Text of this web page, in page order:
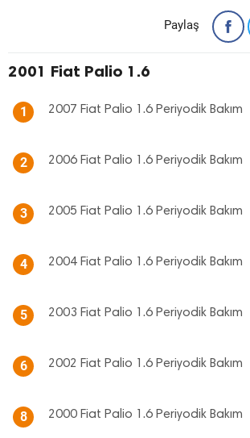
Paylaş
2001 Fiat Palio 1.6
1 2007 Fiat Palio 1.6 Periyodik Bakım
2 2006 Fiat Palio 1.6 Periyodik Bakım
3 2005 Fiat Palio 1.6 Periyodik Bakım
4 2004 Fiat Palio 1.6 Periyodik Bakım
5 2003 Fiat Palio 1.6 Periyodik Bakım
6 2002 Fiat Palio 1.6 Periyodik Bakım
8 2000 Fiat Palio 1.6 Periyodik Bakım